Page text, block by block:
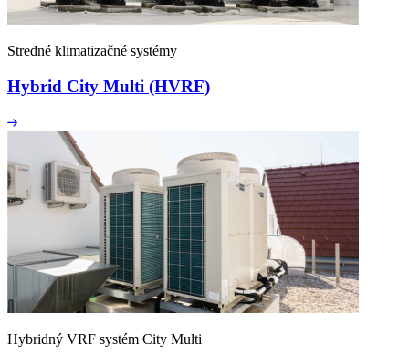
Stredné klimatizačné systémy
Hybrid City Multi (HVRF)
Hybridný VRF systém City Multi